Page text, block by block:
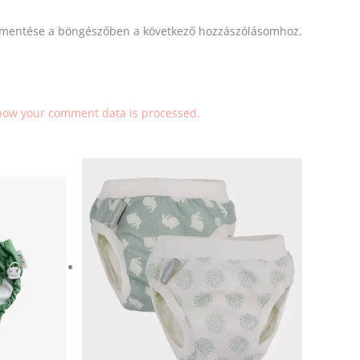
a böngészőben a következő hozzászólásomhoz.
your comment data is processed.
terméknek
több
variációja
van.
A
változatok
a
termékoldalon
választhatók